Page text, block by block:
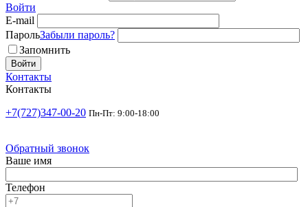
Войти
E-mail
ПарольЗабыли пароль?
Запомнить
Войти
Контакты
Контакты
+7(727)347-00-20 Пн-Пт: 9:00-18:00
Обратный звонок
Ваше имя
Телефон